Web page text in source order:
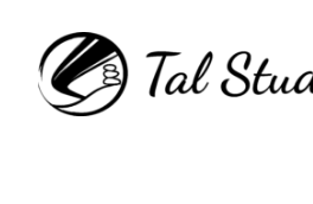
Inhalt
springen